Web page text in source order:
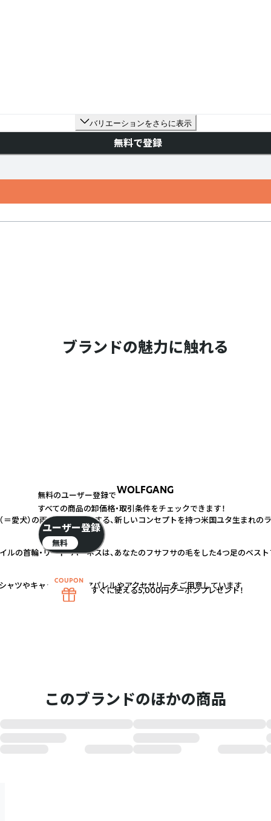
バリエーションをさらに表示
無料で登録
ブランドの魅力に触れる
WOLFGANG
愛犬）の両者にフィットする、新しいコンセプトを持つ米国ユタ生まれの
の首輪・リード・ハーネスは、あなたのフサフサの毛をした4つ足のベス
ャツやキャップなどのアパレルやアクセサリーをご用意しています
このブランドのほかの商品
無料のユーザー登録で
すべての商品の卸価格・取引条件をチェックできます！
ユーザー登録
無料
すぐに使える5,000円クーポンプレゼント！